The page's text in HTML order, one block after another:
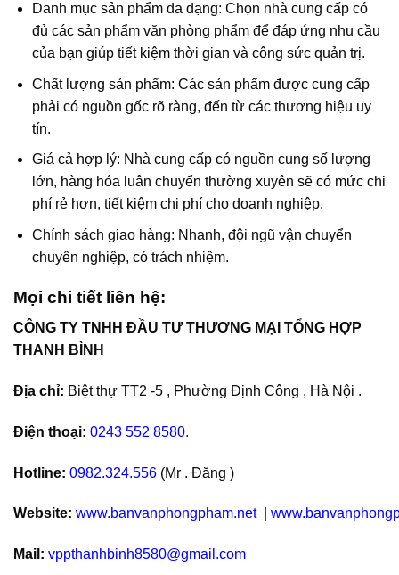
Danh mục sản phẩm đa dạng: Chọn nhà cung cấp có
đủ các sản phẩm văn phòng phẩm để đáp ứng nhu cầu
của bạn giúp tiết kiệm thời gian và công sức quản trị.
Chất lượng sản phẩm: Các sản phẩm được cung cấp
phải có nguồn gốc rõ ràng, đến từ các thương hiệu uy
tín.
Giá cả hợp lý: Nhà cung cấp có nguồn cung số lượng
lớn, hàng hóa luân chuyển thường xuyên sẽ có mức chi
phí rẻ hơn, tiết kiệm chi phí cho doanh nghiệp.
Chính sách giao hàng: Nhanh, đội ngũ vận chuyển
chuyên nghiệp, có trách nhiệm.
Mọi chi tiết liên hệ:
CÔNG TY TNHH ĐẦU TƯ THƯƠNG MẠI TỔNG HỢP
THANH BÌNH
Địa chỉ: Biệt thự TT2 -5 , Phường Định Công , Hà Nội .
Điện thoại: 0243 552 8580.
Hotline: 0982.324.556 (Mr . Đăng )
Website: www.banvanphongpham.net
Mail: vppthanhbinh8580@gmail.com